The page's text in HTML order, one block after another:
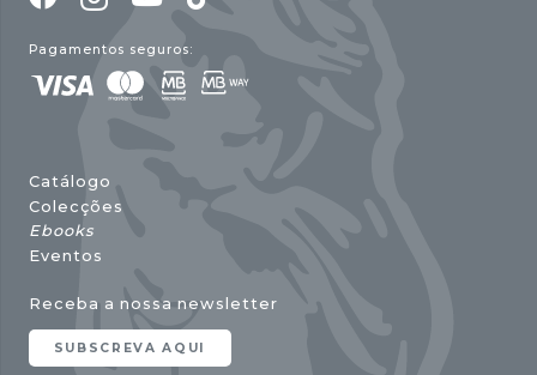
Pagamentos seguros:
Catálogo
Colecções
Ebooks
Eventos
Receba a nossa newsletter
SUBSCREVA AQUI